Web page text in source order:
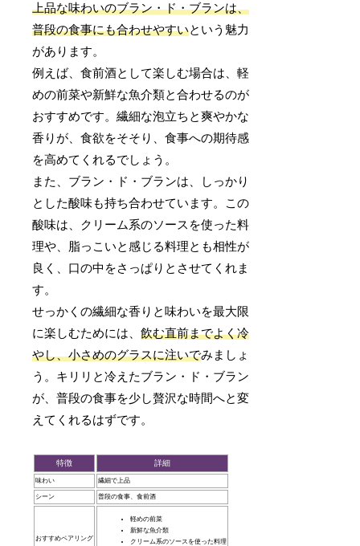
上品な味わいのブラン・ド・ブランは、
普段の食事にも合わせやすいという魅力
があります。
例えば、食前酒として楽しむ場合は、軽
めの前菜や新鮮な魚介類と合わせるのが
おすすめです。繊細な泡立ちと爽やかな
香りが、食欲をそそり、食事への期待感
を高めてくれるでしょう。
また、ブラン・ド・ブランは、しっかり
とした酸味も持ち合わせています。この
酸味は、クリーム系のソースを使った料
理や、脂っこいと感じる料理とも相性が
良く、口の中をさっぱりとさせてくれま
す。
せっかくの繊細な香りと味わいを最大限
に楽しむためには、飲む直前までよく冷
やし、小さめのグラスに注いでみましょ
う。キリリと冷えたブラン・ド・ブラン
が、普段の食事を少し贅沢な時間へと変
えてくれるはずです。
特徴 詳細
味わい 繊細で上品
シーン 普段の食事、食前酒
おすすめペアリング
軽めの前菜
新鮮な魚介類
クリーム系のソースを使った料理